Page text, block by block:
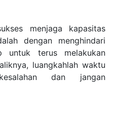
menjaga kapasitas
dengan menghindari
untuk terus melakukan
luangkahlah waktu
dan jangan